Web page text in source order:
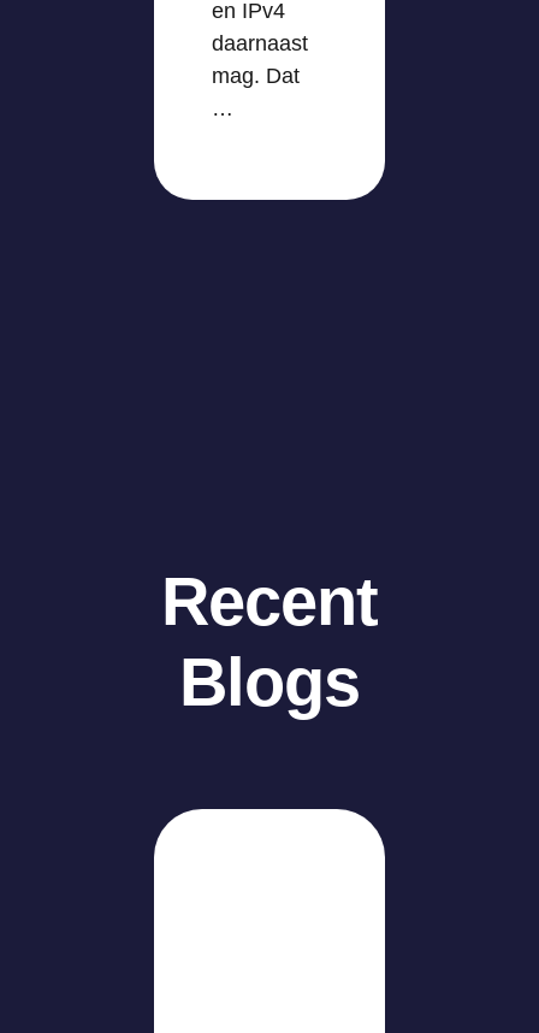
en IPv4
daarnaast
mag. Dat
…
Recent
Blogs